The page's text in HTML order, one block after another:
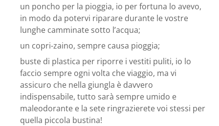
un poncho per la pioggia, io per fortuna lo avevo,
in modo da potervi riparare durante le vostre
lunghe camminate sotto l’acqua;
un copri-zaino, sempre causa pioggia;
buste di plastica per riporre i vestiti puliti, io lo
faccio sempre ogni volta che viaggio, ma vi
assicuro che nella giungla è davvero
indispensabile, tutto sarà sempre umido e
maleodorante e la sete ringrazierete voi stessi per
quella piccola bustina!